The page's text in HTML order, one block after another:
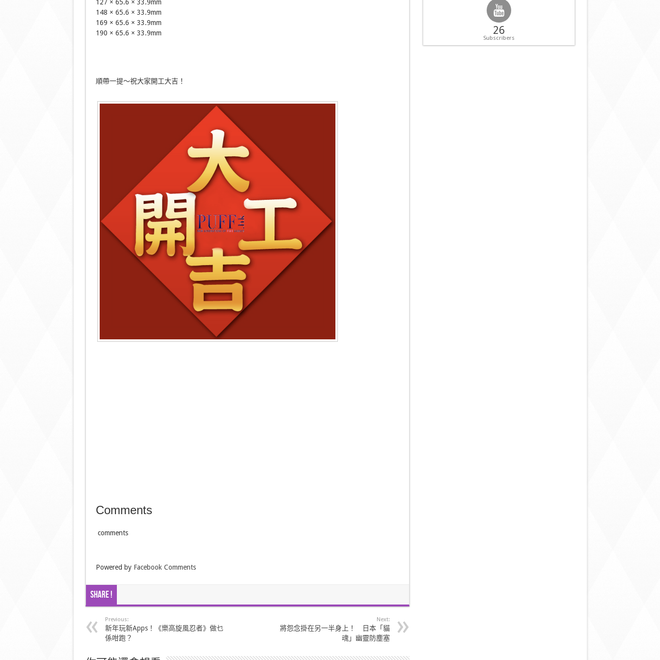
127 × 65.6 × 33.9mm
148 × 65.6 × 33.9mm
169 × 65.6 × 33.9mm
190 × 65.6 × 33.9mm
順帶一提～祝大家開工大吉！
Comments
comments
Powered by Facebook Comments
Share !
Previous:
新年玩新Apps！《樂高旋風忍者》做乜
係咁跑？
Next:
將怨念掛在另一半身上！ 日本「貓
魂」幽靈防塵塞
26
Subscribers